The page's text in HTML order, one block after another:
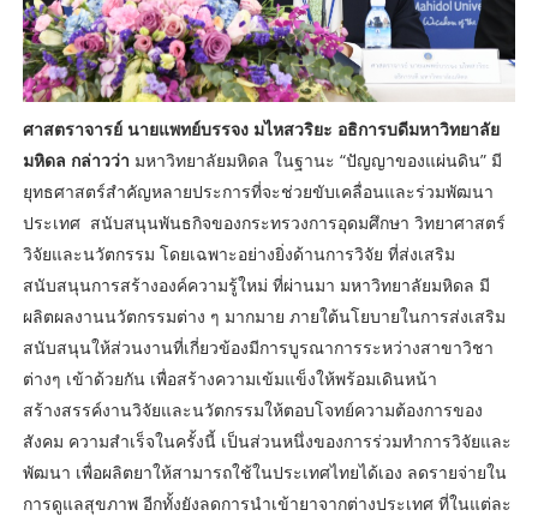
ศาสตราจารย์ นายแพทย์บรรจง มไหสวริยะ อธิการบดีมหาวิทยาลัย
มหิดล กล่าวว่า มหาวิทยาลัยมหิดล ในฐานะ “ปัญญาของแผ่นดิน” มี
ยุทธศาสตร์สำคัญหลายประการที่จะช่วยขับเคลื่อนและร่วมพัฒนา
ประเทศ สนับสนุนพันธกิจของกระทรวงการอุดมศึกษา วิทยาศาสตร์
วิจัยและนวัตกรรม โดยเฉพาะอย่างยิ่งด้านการวิจัย ที่ส่งเสริม
สนับสนุนการสร้างองค์ความรู้ใหม่ ที่ผ่านมา มหาวิทยาลัยมหิดล มี
ผลิตผลงานนวัตกรรมต่าง ๆ มากมาย ภายใต้นโยบายในการส่งเสริม
สนับสนุนให้ส่วนงานที่เกี่ยวข้องมีการบูรณาการระหว่างสาขาวิชา
ต่างๆ เข้าด้วยกัน เพื่อสร้างความเข้มแข็งให้พร้อมเดินหน้า
สร้างสรรค์งานวิจัยและนวัตกรรมให้ตอบโจทย์ความต้องการของ
สังคม ความสำเร็จในครั้งนี้ เป็นส่วนหนึ่งของการร่วมทำการวิจัยและ
พัฒนา เพื่อผลิตยาให้สามารถใช้ในประเทศไทยได้เอง ลดรายจ่ายใน
การดูแลสุขภาพ อีกทั้งยังลดการนำเข้ายาจากต่างประเทศ ที่ในแต่ละ